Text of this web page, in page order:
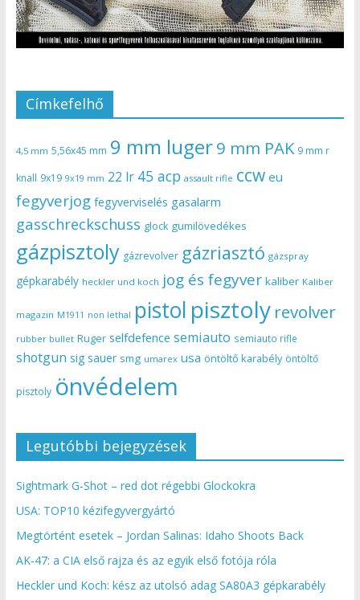
Címkefelhő
4,5 mm 5,56x45 mm 9 mm luger9 mm PAK 9 mm r
knall 9x19 9x19 mm 22 lr 45 acp assault rifle ccw eu
fegyverjog fegyverviselés gasalarm
gasschreckschuss glock gumilövedékes
gázpisztoly gázrevolver gázriasztó gázspray
gépkarabély heckler und koch jog és fegyver kaliber Kaliber
magazin M1911 non lethal pistol pisztoly revolver
rubber bullet Ruger selfdefence semiauto semiauto rifle
shotgun sig sauer smg umarex usa öntöltő karabély öntöltő
pisztoly önvédelem
Legutóbbi bejegyzések
Sightmark G-Shot – red dot régebbi Glockokra
USA: TOP10 kézifegyvergyártó
Megtörtént esetek – Jordan Salinas: Idaho Shoots Back
AK-47: a CIA első rajza és az egyik első fotója róla
Heckler und Koch: kész az utolsó adag SA80A3 gépkarabély